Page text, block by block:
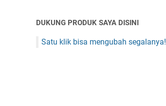
DUKUNG PRODUK SAYA DISINI
Satu klik bisa mengubah segalanya!